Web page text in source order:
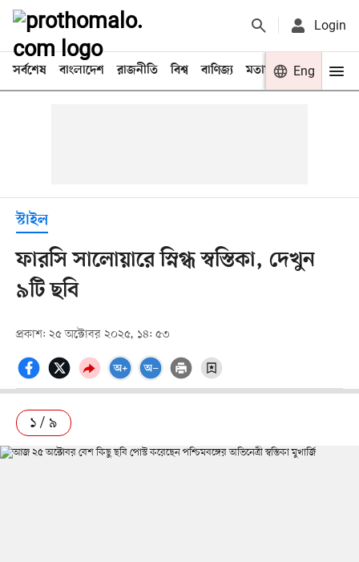
Login
সর্বশেষ বাংলাদেশ রাজনীতি বিশ্ব বাণিজ্য মতামত খেলা
Eng
স্টাইল
ফারসি সালোয়ারে স্নিগ্ধ স্বস্তিকা, দেখুন
৯টি ছবি
প্রকাশ: ২৫ অক্টোবর ২০২৫, ১৪: ৫৩
১ / ৯